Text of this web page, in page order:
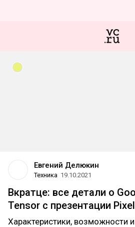
Евгений Делюкин
Техника 19.10.2021
Вкратце: все детали о
Tensor с презентации
Характеристики, возможности